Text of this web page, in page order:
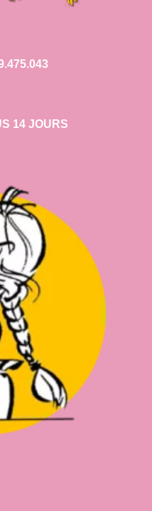
14 JOURS